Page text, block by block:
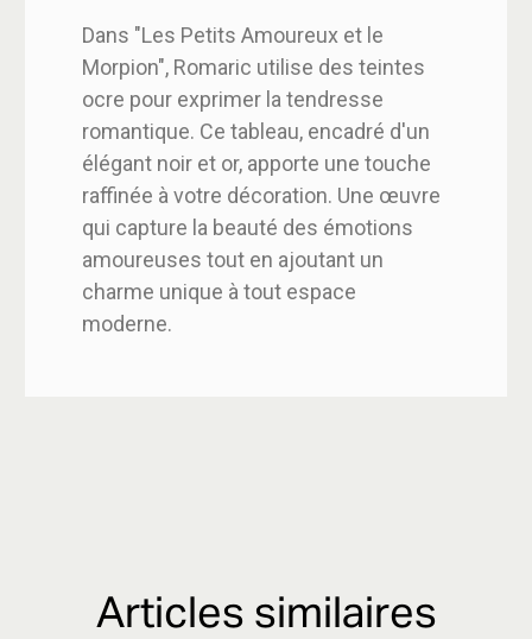
Dans "Les Petits Amoureux et le
Morpion", Romaric utilise des teintes
ocre pour exprimer la tendresse
romantique. Ce tableau, encadré d'un
élégant noir et or, apporte une touche
raffinée à votre décoration. Une œuvre
qui capture la beauté des émotions
amoureuses tout en ajoutant un
charme unique à tout espace
moderne.
Articles similaires